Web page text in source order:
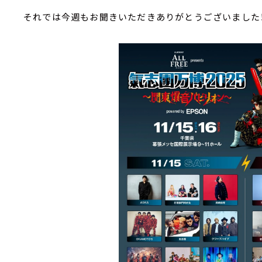
それでは今週もお聞きいただきありがとうございました